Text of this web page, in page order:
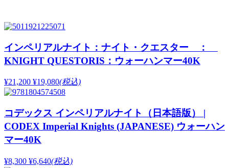
インペリアルナイト：ナイト・クエスター ：
KNIGHT QUESTORIS：ウォーハンマー40K
¥21,200 ¥19,080(税込)
コデックス インペリアルナイト（日本語版） |
CODEX Imperial Knights (JAPANESE) ウォーハン
マー40K
¥8,300 ¥6,640(税込)